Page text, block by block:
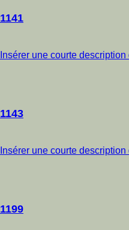
1141
Insérer une courte
1143
Insérer une courte
1199